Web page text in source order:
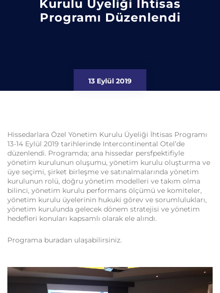
Kurulu Üyeliği İhtisas
Programı Düzenlendi
13 Eylül 2019
Hissedarlara Özel Yönetim Kurulu Üyeliği İhtisas Programı
13-14 Eylül 2019 tarihlerinde Intercontinental Otel’de
düzenlendi. Programda; ana hissedar persfpektifiyle
yönetim kurulunun oluşumu, yönetim kurulu oluşturma ve
üye seçimi, şirket birleşme ve satınalmalarında yönetim
kurulunun rolü, doğru yönetim modelleri ve takım olma
bilinci, yönetim kurulu performans ölçümü ve komiteler,
yönetim kurulu üyelerinin hukuki görev ve sorumlulukları,
yönetim kurulunda gelecek dönem stratejisi ve yönetim
hedefleri konuları kapsamlı olarak ele alındı.
Programa buradan ulaşabilirsiniz.